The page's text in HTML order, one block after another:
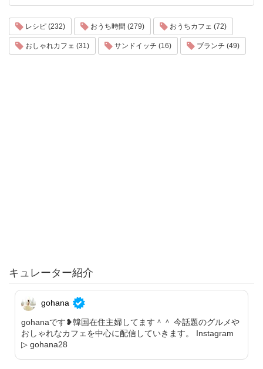
レシピ (232) おうち時間 (279) おうちカフェ (72)
おしゃれカフェ (31) サンドイッチ (16) ブランチ (49)
キュレーター紹介
gohana
gohanaです❥韓国在住主婦してます＾＾ 今話題のグルメや
おしゃれなカフェを中心に配信していきます。 Instagram
▷ gohana28